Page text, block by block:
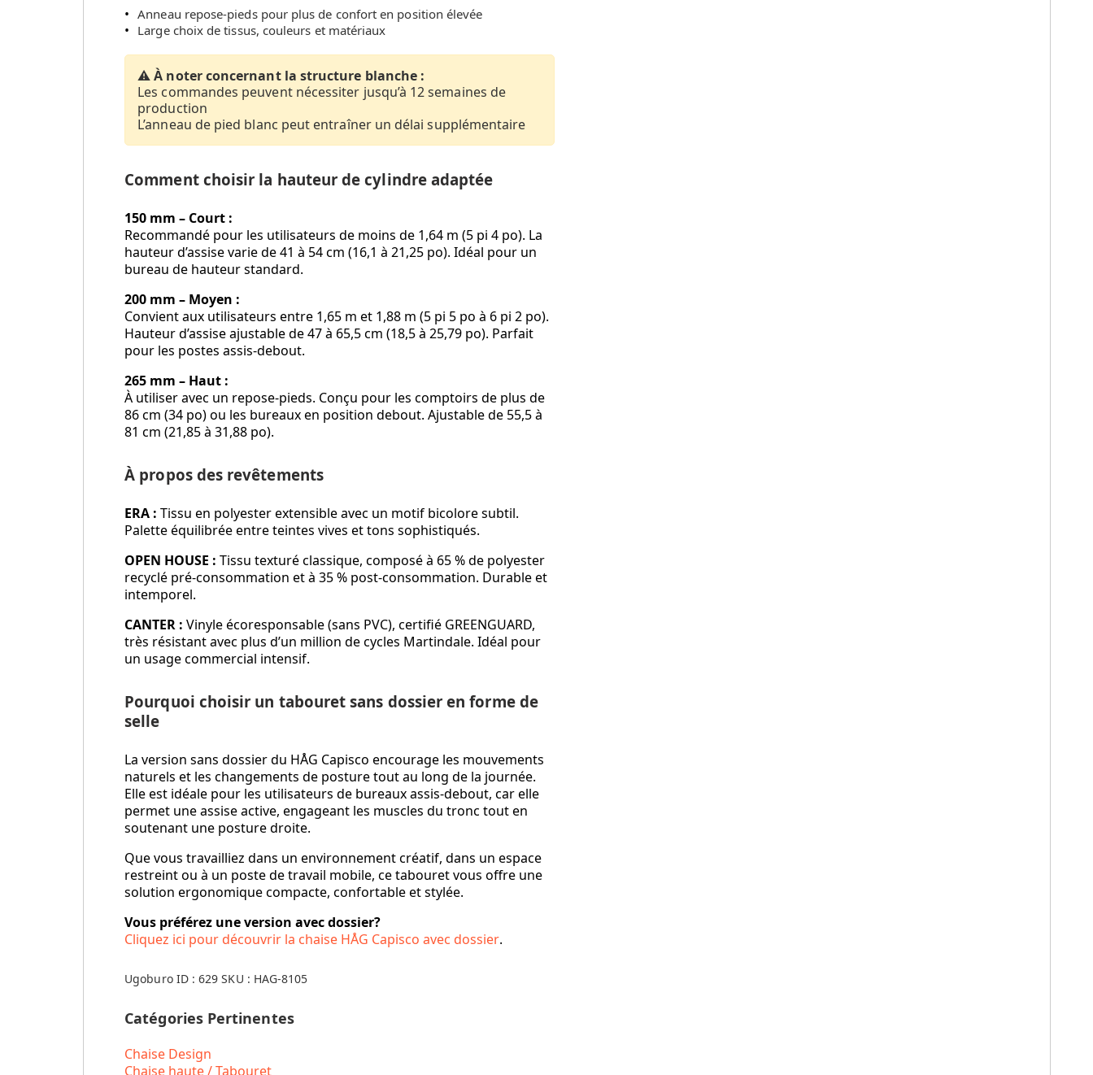
Anneau repose-pieds pour plus de confort en position élevée
Large choix de tissus, couleurs et matériaux
⚠️À noter concernant la structure blanche :
Les commandes peuvent nécessiter jusqu’à 12 semaines de
production
L’anneau de pied blanc peut entraîner un délai supplémentaire
Comment choisir la hauteur de cylindre adaptée
150 mm – Court :
Recommandé pour les utilisateurs de moins de 1,64 m (5 pi 4 po). La
hauteur d’assise varie de 41 à 54 cm (16,1 à 21,25 po). Idéal pour un
bureau de hauteur standard.
200 mm – Moyen :
Convient aux utilisateurs entre 1,65 m et 1,88 m (5 pi 5 po à 6 pi 2 po).
Hauteur d’assise ajustable de 47 à 65,5 cm (18,5 à 25,79 po). Parfait
pour les postes assis-debout.
265 mm – Haut :
À utiliser avec un repose-pieds. Conçu pour les comptoirs de plus de
86 cm (34 po) ou les bureaux en position debout. Ajustable de 55,5 à
81 cm (21,85 à 31,88 po).
À propos des revêtements
ERA : Tissu en polyester extensible avec un motif bicolore subtil.
Palette équilibrée entre teintes vives et tons sophistiqués.
OPEN HOUSE : Tissu texturé classique, composé à 65 % de polyester
recyclé pré-consommation et à 35 % post-consommation. Durable et
intemporel.
CANTER : Vinyle écoresponsable (sans PVC), certifié GREENGUARD,
très résistant avec plus d’un million de cycles Martindale. Idéal pour
un usage commercial intensif.
Pourquoi choisir un tabouret sans dossier en forme de
selle
La version sans dossier du HÅG Capisco encourage les mouvements
naturels et les changements de posture tout au long de la journée.
Elle est idéale pour les utilisateurs de bureaux assis-debout, car elle
permet une assise active, engageant les muscles du tronc tout en
soutenant une posture droite.
Que vous travailliez dans un environnement créatif, dans un espace
restreint ou à un poste de travail mobile, ce tabouret vous offre une
solution ergonomique compacte, confortable et stylée.
Vous préférez une version avec dossier?
Cliquez ici pour découvrir la chaise HÅG Capisco avec dossier.
Ugoburo ID :629 SKU : HAG-8105
Catégories Pertinentes
Chaise Design
Chaise haute / Tabouret